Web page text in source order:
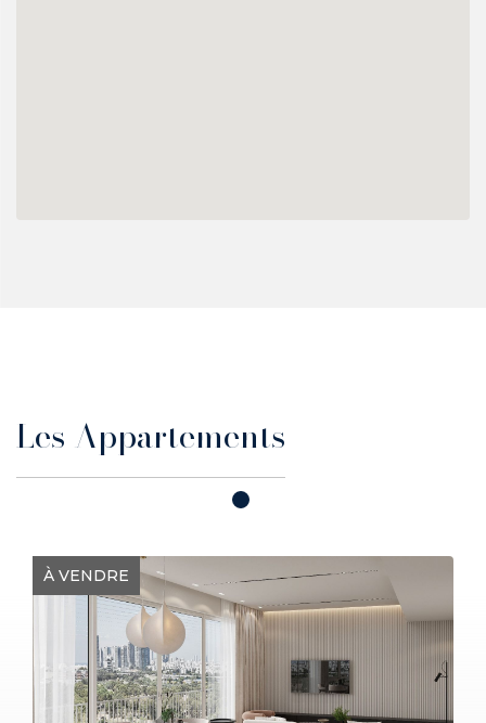
Les Appartements
À VENDRE